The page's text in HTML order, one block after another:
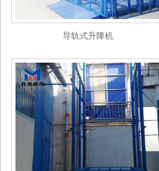
导轨式升降机